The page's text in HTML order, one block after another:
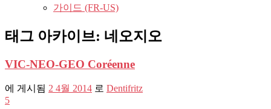
가이드 (FR-US)
태그 아카이브: 네오지오
VIC-NEO-GEO Coréenne
에 게시됨 2 4월 2014 로 Dentifritz
5